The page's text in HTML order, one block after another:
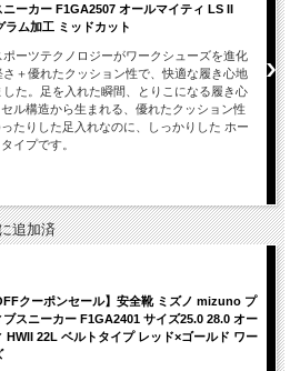
ニーカー F1GA2507 オールマイティ LS II
ラム加工 ミッドカット
ポーツテクノロジーがワークシューズを進化
さ＋優れたクッション性で、快適な履き心地
した。足を入れた瞬間、とりこになる履き心
ル構造から生まれる、優れたクッション性
たりした足入れなのに、しっかりした ホー
イプです。
追加済
クーポンセール】安全靴 ミズノ mizuno プ
ブスニーカー F1GA2401 サイズ25.0 28.0 オー
HWII 22L ベルトタイプ レッド×ゴールド ワー